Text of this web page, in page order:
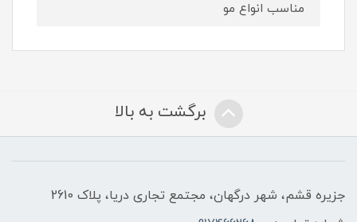
مناسب انواع مو
برگشت به بالا
جزیره قشم، شهر درگهان، مجتمع تجاری دریا، پلاک 2610